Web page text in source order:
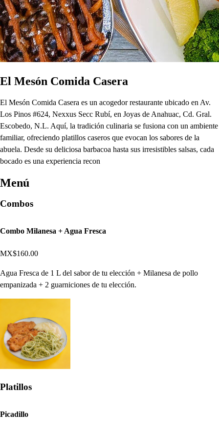
El Mesón Comida Casera
El Mesón Comida Casera es un acogedor restaurante ubicado en Av.
Los Pinos #624, Nexxus Secc Rubí, en Joyas de Anahuac, Cd. Gral.
Escobedo, N.L. Aquí, la tradición culinaria se fusiona con un ambiente
familiar, ofreciendo platillos caseros que evocan los sabores de la
abuela. Desde su deliciosa barbacoa hasta sus irresistibles salsas, cada
bocado es una experiencia recon
Menú
Combos
Combo Milanesa + Agua Fresca
MX$160.00
Agua Fresca de 1 L del sabor de tu elección + Milanesa de pollo
empanizada + 2 guarniciones de tu elección.
Platillos
Picadillo